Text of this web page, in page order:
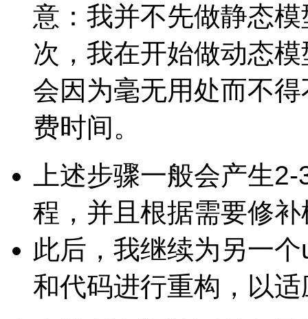
意：我并不先做静态
次，我在开始做动态
会因为毫无用处而不
费时间。
上述步骤一般会产生
程，并且根据需要修
此后，我继续为另一
和代码进行重构，以